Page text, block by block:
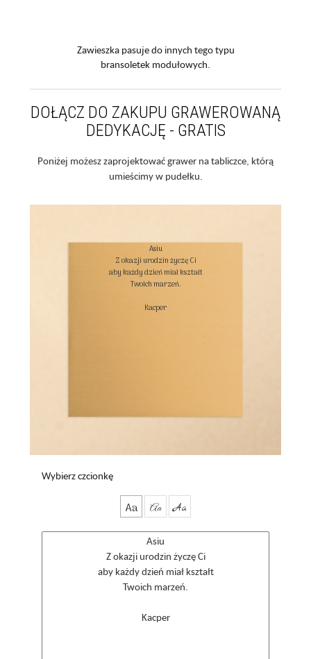
Zawieszka pasuje do innych tego typu
bransoletek modułowych.
DOŁĄCZ DO ZAKUPU GRAWEROWANĄ
DEDYKACJĘ - GRATIS
Poniżej możesz zaprojektować grawer na tabliczce, którą
umieścimy w pudełku.
Asiu
Z okazji urodzin życzę Ci
aby każdy dzień miał kształt
Twoich marzeń.
Kacper
Wybierz czcionkę
Aa Aa Aa